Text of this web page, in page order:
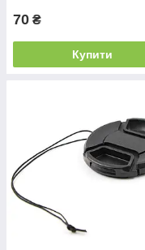
70 ₴
Купити